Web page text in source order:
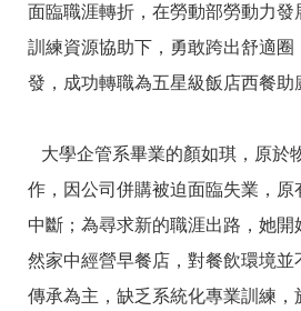
網
導
回
頁
English
信
箱
常
問
雙
詞
面臨職涯轉折，在勞動部勞動力發
訓練資源協助下，勇敢跨出舒適圈
發，成功轉職為五星級飯店西餐助
大學企管系畢業的顏如琪，原於
作，因公司併購被迫面臨失業，原
中斷；為尋求新的職涯出路，她
然家中經營早餐店，對餐飲環境並
傳承為主，缺乏系統化專業訓練，